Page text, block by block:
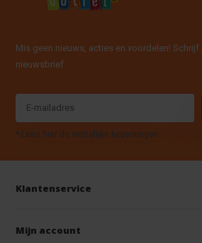
Mis geen nieuws, acties en voordelen! Schrijf
nieuwsbrief
* Lees hier de wettelijke beperkingen
Klantenservice
Mijn account